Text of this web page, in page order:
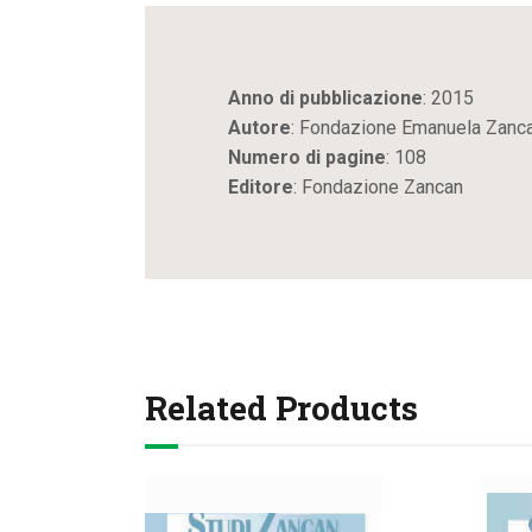
Anno di pubblicazione: 2015
Autore: Fondazione Emanuela
Numero di pagine: 108
Editore: Fondazione Zancan
Related Products